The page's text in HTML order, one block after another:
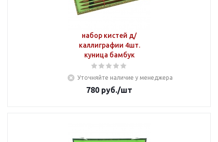
набор кистей д/
каллиграфии 4шт.
куница бамбук
Уточняйте наличие у менеджера
780 руб./шт